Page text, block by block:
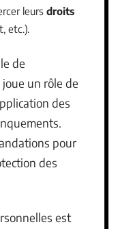
leurs droits
etc.).
de
un rôle de
des
pour
des
est